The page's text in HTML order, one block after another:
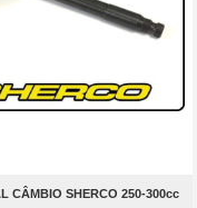
CÂMBIO SHERCO 250-300cc